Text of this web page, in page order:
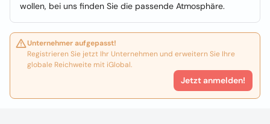
wollen, bei uns finden Sie die passende Atmosphäre.
Unternehmer aufgepasst!
Registrieren Sie jetzt Ihr Unternehmen und erweitern Sie Ihre
globale Reichweite mit iGlobal.
Jetzt anmelden!